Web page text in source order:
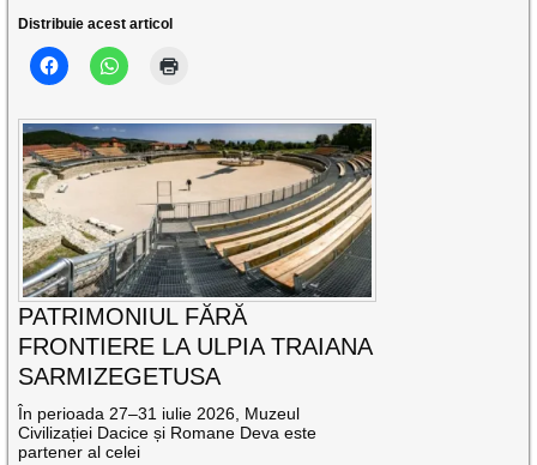
Distribuie acest articol
PATRIMONIUL FĂRĂ
FRONTIERE LA ULPIA TRAIANA
SARMIZEGETUSA
În perioada 27–31 iulie 2026, Muzeul
Civilizației Dacice și Romane Deva este
partener al celei